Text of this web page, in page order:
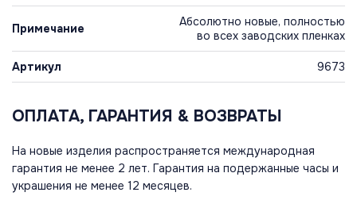
Примечание
Абсолютно новые, полностью
во всех заводских пленках
Артикул 9673
ОПЛАТА, ГАРАНТИЯ & ВОЗВРАТЫ
На новые изделия распространяется международная
гарантия не менее 2 лет. Гарантия на подержанные часы и
украшения не менее 12 месяцев.